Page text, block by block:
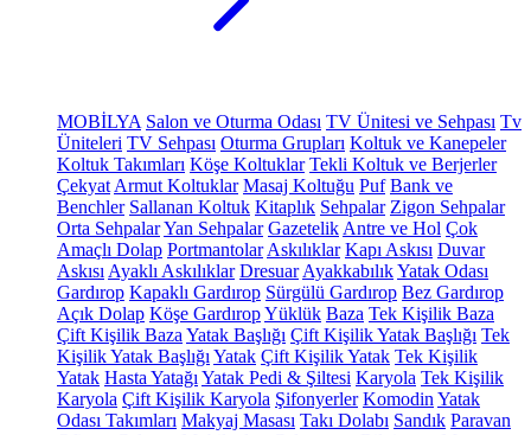
MOBİLYA Salon ve Oturma Odası TV Ünitesi ve Sehpası Tv
Üniteleri TV Sehpası Oturma Grupları Koltuk ve Kanepeler
Koltuk Takımları Köşe Koltuklar Tekli Koltuk ve Berjerler
Çekyat Armut Koltuklar Masaj Koltuğu Puf Bank ve
Benchler Sallanan Koltuk Kitaplık Sehpalar Zigon Sehpalar
Orta SehpalarYan Sehpalar Gazetelik Antre ve Hol Çok
Amaçlı Dolap Portmantolar Askılıklar Kapı Askısı Duvar
Askısı Ayaklı Askılıklar Dresuar AyakkabılıkYatak Odası
Gardırop Kapaklı Gardırop Sürgülü Gardırop Bez Gardırop
Açık Dolap Köşe GardıropYüklük Baza Tek Kişilik Baza
Çift Kişilik Baza Yatak Başlığı Çift Kişilik Yatak Başlığı Tek
Kişilik Yatak Başlığı Yatak Çift Kişilik Yatak Tek Kişilik
Yatak Hasta Yatağı Yatak Pedi & Şiltesi Karyola Tek Kişilik
Karyola Çift Kişilik Karyola Şifonyerler Komodin Yatak
Odası Takımları Makyaj Masası Takı Dolabı Sandık Paravan